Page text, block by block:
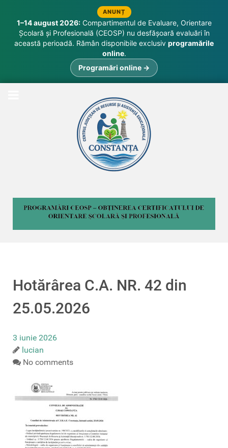
ANUNȚ
1–14 august 2026:Compartimentul de Evaluare, Orientare
Școlară și Profesională (CEOSP) nu desfășoară evaluări în
această perioadă. Rămân disponibile exclusiv programările
online.
Programări online →
Hotărârea C.A. NR. 42 din
25.05.2026
3 iunie 2026
lucian
No comments